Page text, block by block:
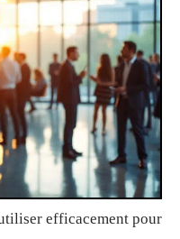
efficacement pour